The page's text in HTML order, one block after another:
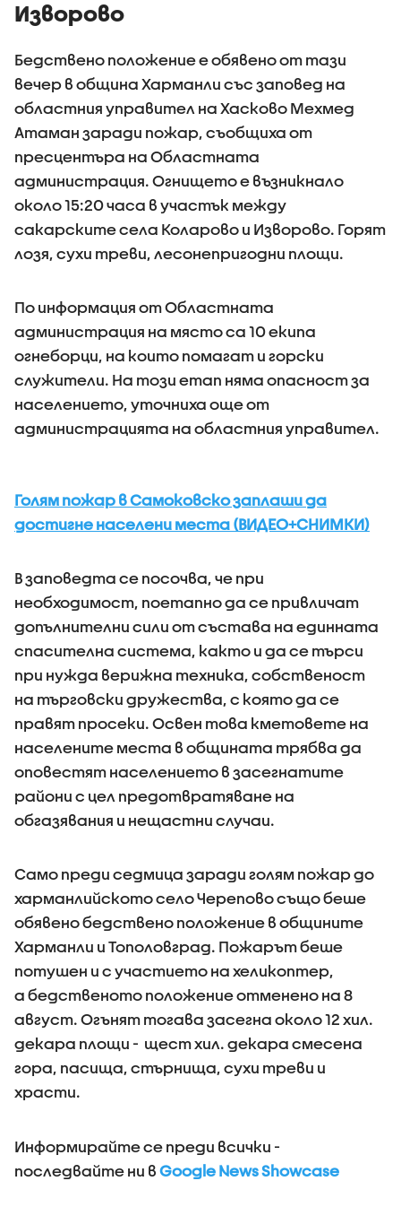
Изворово
Бедствено положение е обявено от тази
вечер в община Харманли със заповед на
областния управител на Хасково Мехмед
Атаман заради пожар, съобщиха от
пресцентъра на Областната
администрация. Огнището е възникнало
около 15:20 часа в участък между
сакарските села Коларово и Изворово. Горят
лозя, сухи треви, лесонепригодни площи.
По информация от Областната
администрация на място са 10 екипа
огнеборци, на които помагат и горски
служители. На този етап няма опасност за
населението, уточниха още от
администрацията на областния управител.
Голям пожар в Самоковско заплаши да
достигне населени места (ВИДЕО+СНИМКИ)
В заповедта се посочва, че при
необходимост, поетапно да се привличат
допълнителни сили от състава на единната
спасителна система, както и да се търси
при нужда верижна техника, собственост
на търговски дружества, с която да се
правят просеки. Освен това кметовете на
населените места в общината трябва да
оповестят населението в засегнатите
райони с цел предотвратяване на
обгазявания и нещастни случаи.
Само преди седмица заради голям пожар до
харманлийското село Черепово също беше
обявено бедствено положение в общините
Харманли и Тополовград. Пожарът беше
потушен и с участието на хеликоптер,
а бедственото положение отменено на 8
август. Огънят тогава засегна около 12 хил.
декара площи - щест хил. декара смесена
гора, пасища, стърнища, сухи треви и
храсти.
Информирайте се преди всички -
последвайте ни в Google News Showcase